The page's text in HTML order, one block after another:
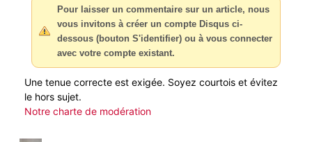
Pour laisser un commentaire sur un article, nous
vous invitons à créer un compte Disqus ci-
dessous (bouton S'identifier) ou à vous connecter
avec votre compte existant.
Une tenue correcte est exigée. Soyez courtois et évitez
le hors sujet.
Notre charte de modération